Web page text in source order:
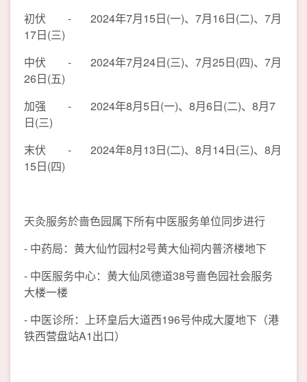
初伏 - 2024年7月15日(一)、7月16日(二)、7月
17日(三)
中伏 - 2024年7月24日(三)、7月25日(四)、7月
26日(五)
加强 - 2024年8月5日(一)、8月6日(二)、8月7
日(三)
末伏 - 2024年8月13日(二)、8月14日(三)、8月
15日(四)
天灸服务於啬色园属下所有中医服务单位同步进行
- 中药局：黄大仙竹园村2号黄大仙祠内普济楼地下
- 中医服务中心：黄大仙凤德道38号啬色园社会服务
大楼一楼
- 中医诊所：上环皇后大道西196号仲成大厦地下（港
铁西营盘站A1出口）